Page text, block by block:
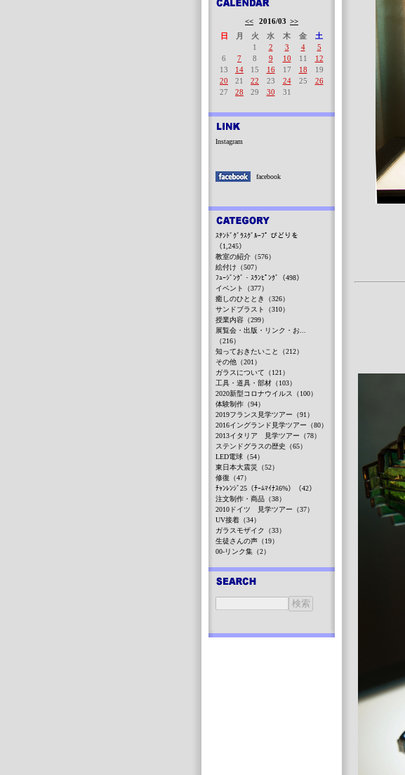
<< 2016/03 >>
日
月 火 水 木 金
土
1
2 3 4
5
6
7 8 9 10 11
12
13
14 15 16 17 18
19
20
21 22 23 24 25
26
27
28 29 30 31
Instagram
facebook
ｽﾃﾝﾄﾞｸﾞﾗｽｸﾞﾙｰﾌﾟ びどりを
（1,245）
教室の紹介（576）
絵付け（507）
ﾌｭｰｼﾞﾝｸﾞ・ｽﾗﾝﾋﾟﾝｸﾞ（498）
イベント（377）
癒しのひととき（326）
サンドブラスト（310）
授業内容（299）
展覧会・出版・リンク・お...
（216）
知っておきたいこと（212）
その他（201）
ガラスについて（121）
工具・道具・部材（103）
2020新型コロナウイルス（100）
体験制作（94）
2019フランス見学ツアー（91）
2016イングランド見学ツアー（80）
2013イタリア 見学ツアー（78）
ステンドグラスの歴史（65）
LED電球（54）
東日本大震災（52）
修復（47）
ﾁｬﾝﾚﾝｼﾞ25（ﾁｰﾑﾏｲﾅｽ6%）（42）
注文制作・商品（38）
2010ドイツ 見学ツアー（37）
UV接着（34）
ガラスモザイク（33）
生徒さんの声（19）
00-リンク集（2）